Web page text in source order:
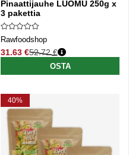
Pinaattijauhe LUOMU 250g x
3 pakettia
Rawfoodshop
31.63 €
Normaali hinta
52.72 €
OSTA
40%